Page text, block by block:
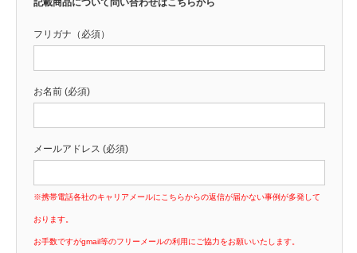
記載商品について問い合わせはこちらから
フリガナ（必須）
お名前 (必須)
メールアドレス (必須)
※携帯電話各社のキャリアメールにこちらからの返信が届かない事例が多発して
おります。
お手数ですがgmail等のフリーメールの利用にご協力をお願いいたします。